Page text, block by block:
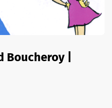
Boucheroy |